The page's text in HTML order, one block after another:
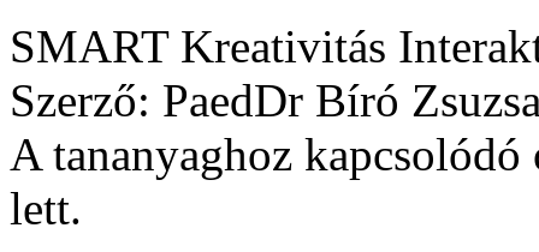
SMART Kreativitás
Szerző: PaedDr Bíró
A tananyaghoz
lett.